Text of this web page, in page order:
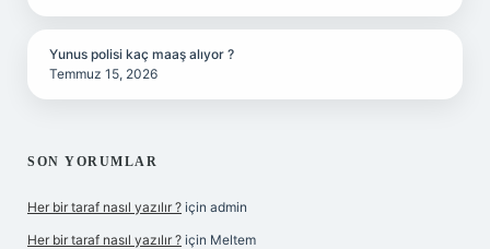
Yunus polisi kaç maaş alıyor ?
Temmuz 15, 2026
SON YORUMLAR
Her bir taraf nasıl yazılır ? için admin
Her bir taraf nasıl yazılır ? için Meltem